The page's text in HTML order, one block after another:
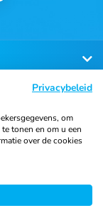
Privacybeleid
om
tonen en om u een
over de cookies